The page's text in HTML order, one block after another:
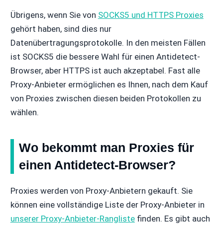
Übrigens, wenn Sie von SOCKS5 und HTTPS Proxies
gehört haben, sind dies nur
Datenübertragungsprotokolle. In den meisten Fällen
ist SOCKS5 die bessere Wahl für einen Antidetect-
Browser, aber HTTPS ist auch akzeptabel. Fast alle
Proxy-Anbieter ermöglichen es Ihnen, nach dem Kauf
von Proxies zwischen diesen beiden Protokollen zu
wählen.
Wo bekommt man Proxies für
einen Antidetect-Browser?
Proxies werden von Proxy-Anbietern gekauft. Sie
können eine vollständige Liste der Proxy-Anbieter in
unserer Proxy-Anbieter-Ranglistefinden. Es gibt auch